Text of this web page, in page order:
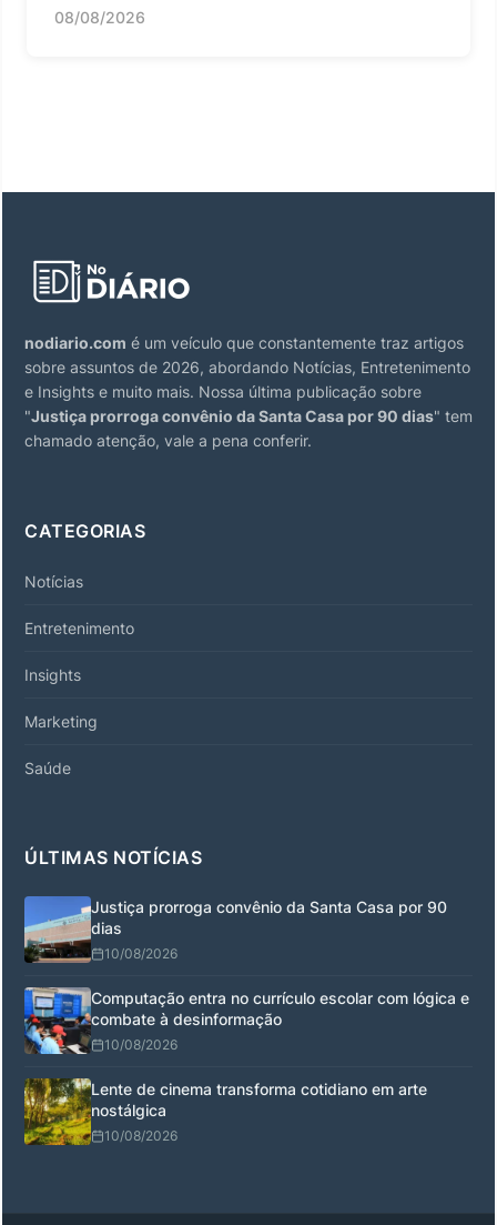
08/08/2026
nodiario.com é um veículo que constantemente traz artigos
sobre assuntos de 2026, abordando Notícias, Entretenimento
e Insights e muito mais. Nossa última publicação sobre
"Justiça prorroga convênio da Santa Casa por 90 dias" tem
chamado atenção, vale a pena conferir.
CATEGORIAS
Notícias
Entretenimento
Insights
Marketing
Saúde
ÚLTIMAS NOTÍCIAS
Justiça prorroga convênio da Santa Casa por 90
dias
10/08/2026
Computação entra no currículo escolar com lógica e
combate à desinformação
10/08/2026
Lente de cinema transforma cotidiano em arte
nostálgica
10/08/2026